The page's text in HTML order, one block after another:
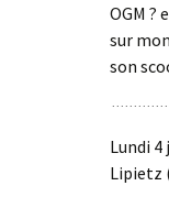
OGM ?
sur
son
Lundi 4
Lipietz